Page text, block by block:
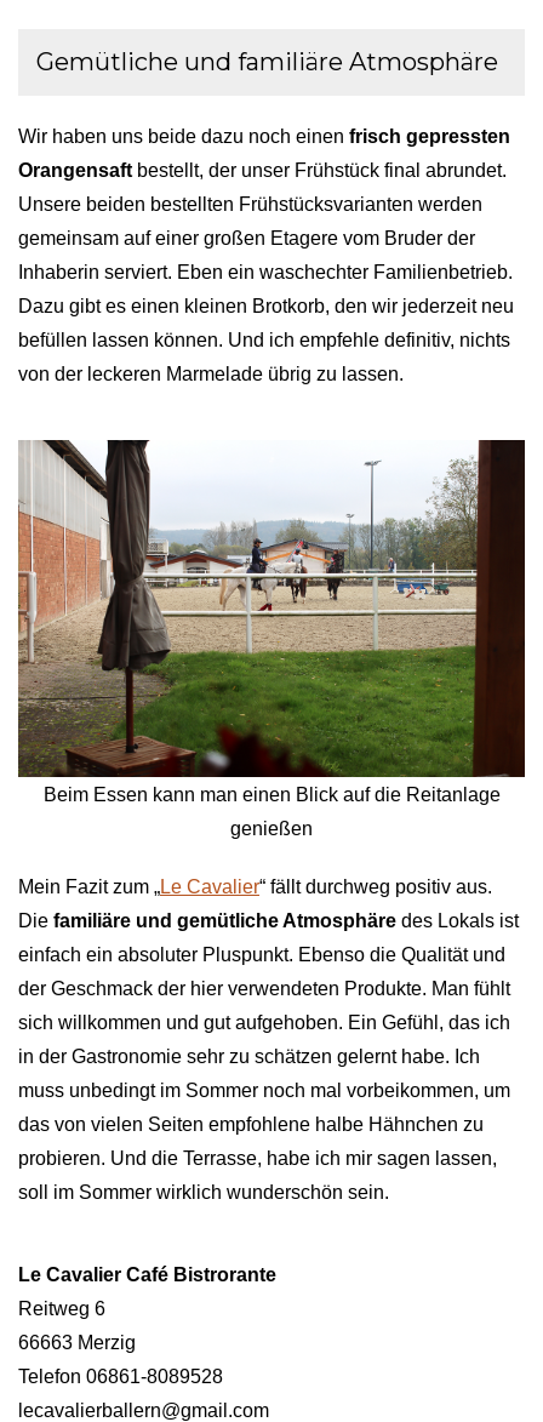
Gemütliche und familiäre Atmosphäre
Wir haben uns beide dazu noch einen frisch gepressten
Orangensaft bestellt, der unser Frühstück final abrundet.
Unsere beiden bestellten Frühstücksvarianten werden
gemeinsam auf einer großen Etagere vom Bruder der
Inhaberin serviert. Eben ein waschechter Familienbetrieb.
Dazu gibt es einen kleinen Brotkorb, den wir jederzeit neu
befüllen lassen können. Und ich empfehle definitiv, nichts
von der leckeren Marmelade übrig zu lassen.
Beim Essen kann man einen Blick auf die Reitanlage
genießen
Mein Fazit zum „Le Cavalier“ fällt durchweg positiv aus.
Die familiäre und gemütliche Atmosphäre des Lokals ist
einfach ein absoluter Pluspunkt. Ebenso die Qualität und
der Geschmack der hier verwendeten Produkte. Man fühlt
sich willkommen und gut aufgehoben. Ein Gefühl, das ich
in der Gastronomie sehr zu schätzen gelernt habe. Ich
muss unbedingt im Sommer noch mal vorbeikommen, um
das von vielen Seiten empfohlene halbe Hähnchen zu
probieren. Und die Terrasse, habe ich mir sagen lassen,
soll im Sommer wirklich wunderschön sein.
Le Cavalier Café Bistrorante
Reitweg 6
66663 Merzig
Telefon 06861-8089528
lecavalierballern@gmail.com